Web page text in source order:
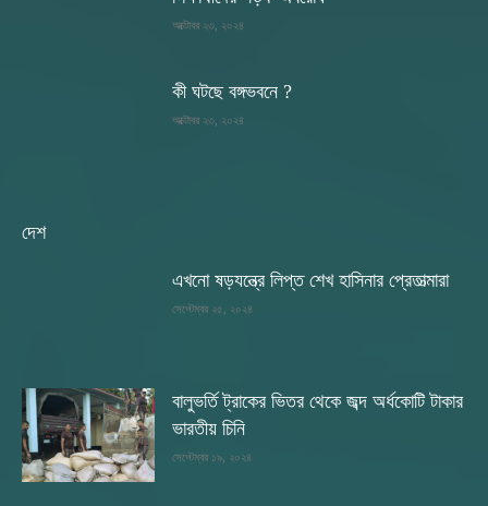
অক্টোবর ২৩, ২০২৪
কী ঘটছে বঙ্গভবনে ?
অক্টোবর ২৩, ২০২৪
দেশ
এখনো ষড়যন্ত্রে লিপ্ত শেখ হাসিনার প্রেতাত্মারা
সেপ্টেম্বর ২৫, ২০২৪
বালুভর্তি ট্রাকের ভিতর থেকে জব্দ অর্ধকোটি টাকার
ভারতীয় চিনি
সেপ্টেম্বর ১৯, ২০২৪